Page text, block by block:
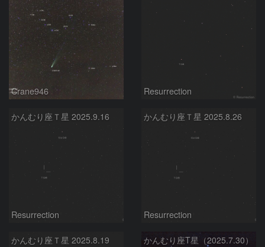
Crane946 Resurrection
かんむり座Ｔ星 2025.9.16
Resurrection
かんむり座Ｔ星 2025.8.26
Resurrection
かんむり座Ｔ星 2025.8.19 かんむり座T星（2025.7.30）